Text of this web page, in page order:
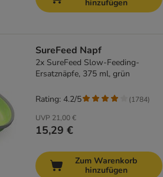
hinzufügen
SureFeed Napf
2x SureFeed Slow-Feeding-
Ersatznäpfe, 375 ml, grün
UVP 21,00 €
15,29 €
Rating: 4.2/5 (1784)
Zum Warenkorb
hinzufügen